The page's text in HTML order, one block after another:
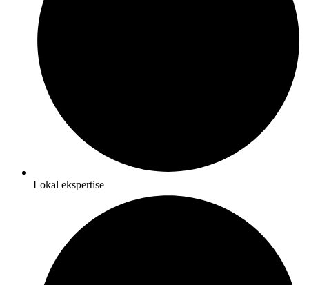
Lokal ekspertise